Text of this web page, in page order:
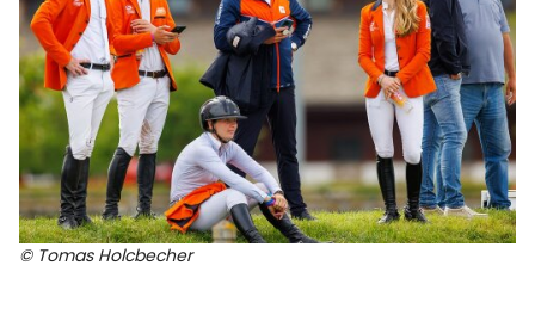
© Tomas Holcbecher